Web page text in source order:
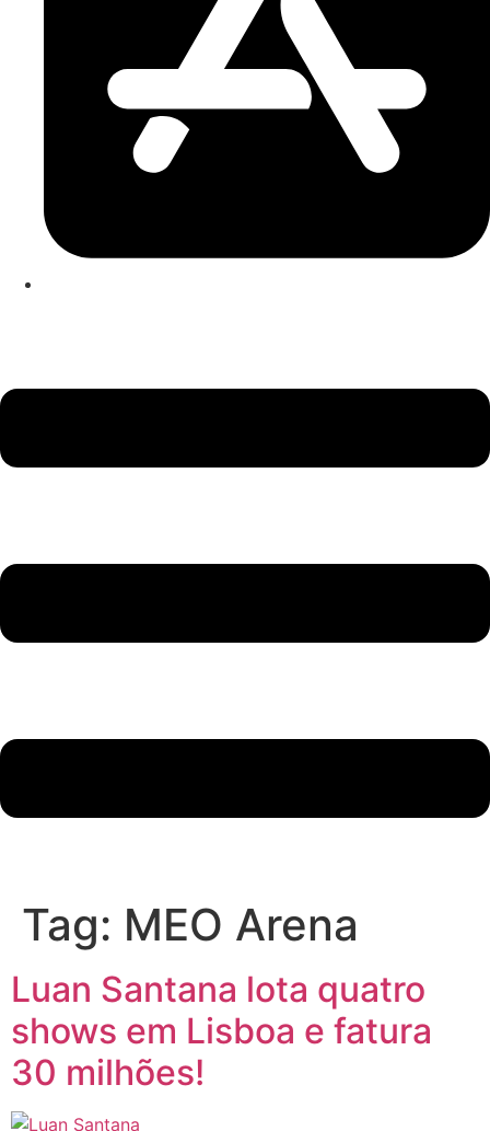
Tag: MEO Arena
Luan Santana lota quatro
shows em Lisboa e fatura
30 milhões!